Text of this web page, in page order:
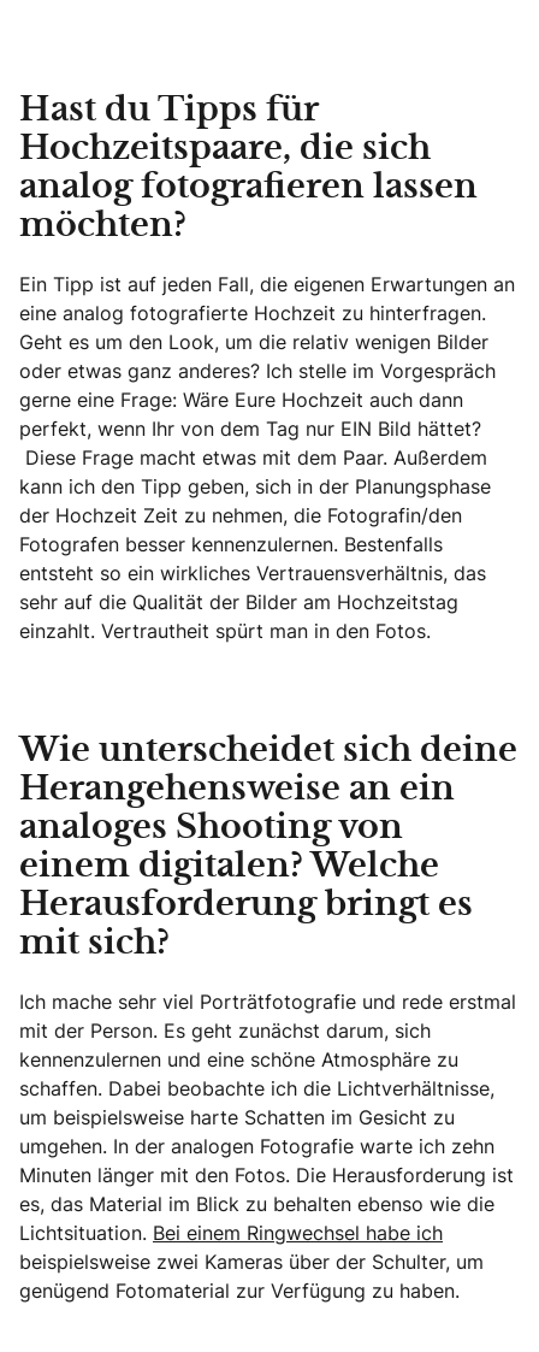
Hast du Tipps für
Hochzeitspaare, die sich
analog fotografieren lassen
möchten?
Ein Tipp ist auf jeden Fall, die eigenen Erwartungen an
eine analog fotografierte Hochzeit zu hinterfragen.
Geht es um den Look, um die relativ wenigen Bilder
oder etwas ganz anderes? Ich stelle im Vorgespräch
gerne eine Frage: Wäre Eure Hochzeit auch dann
perfekt, wenn Ihr von dem Tag nur EIN Bild hättet?
Diese Frage macht etwas mit dem Paar. Außerdem
kann ich den Tipp geben, sich in der Planungsphase
der Hochzeit Zeit zu nehmen, die Fotografin/den
Fotografen besser kennenzulernen. Bestenfalls
entsteht so ein wirkliches Vertrauensverhältnis, das
sehr auf die Qualität der Bilder am Hochzeitstag
einzahlt. Vertrautheit spürt man in den Fotos.
Wie unterscheidet sich deine
Herangehensweise an ein
analoges Shooting von
einem digitalen? Welche
Herausforderung bringt es
mit sich?
Ich mache sehr viel Porträtfotografie und rede erstmal
mit der Person. Es geht zunächst darum, sich
kennenzulernen und eine schöne Atmosphäre zu
schaffen. Dabei beobachte ich die Lichtverhältnisse,
um beispielsweise harte Schatten im Gesicht zu
umgehen. In der analogen Fotografie warte ich zehn
Minuten länger mit den Fotos. Die Herausforderung ist
es, das Material im Blick zu behalten ebenso wie die
Lichtsituation. Bei einem Ringwechsel habe ich
beispielsweise zwei Kameras über der Schulter, um
genügend Fotomaterial zur Verfügung zu haben.